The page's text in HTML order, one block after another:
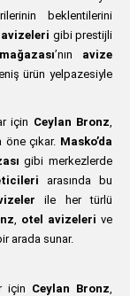
beklentilerini
avizeleri gibi prestijli
’nın avize
ürün yelpazesiyle
için Ceylan Bronz,
çıkar. Masko’da
gibi merkezlerde
arasında bu
ile her türlü
, otel avizeleri ve
arada sunar.
için Ceylan Bronz,